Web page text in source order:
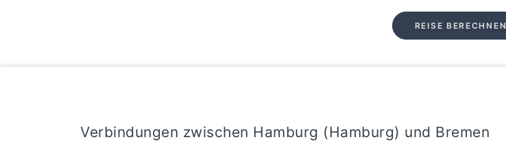
REISE BERECHNEN
Verbindungen zwischen Hamburg (Hamburg) und Bremen